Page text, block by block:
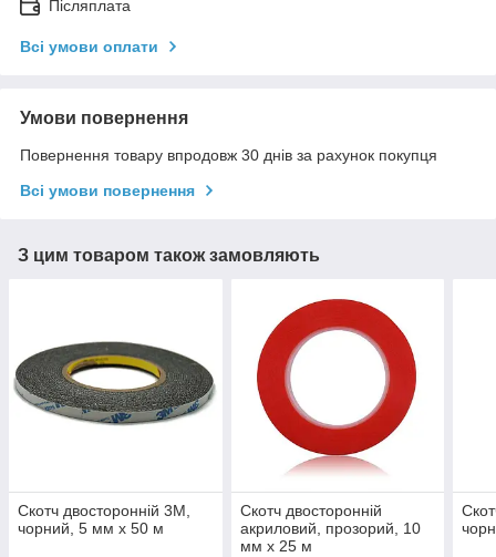
Післяплата
Всі умови оплати
Умови повернення
Повернення товару впродовж 30 днів за рахунок покупця
Всі умови повернення
З цим товаром також замовляють
Скотч двосторонній 3M,
чорний, 5 мм x 50 м
Скотч двосторонній
акриловий, прозорий, 10
мм x 25 м